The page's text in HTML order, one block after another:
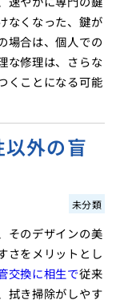
なくなった、鍵が
場合は、個人での
な修理は、さらな
くことになる可能
外の盲
未分類
そのデザインの美
さをメリットとし
交換に相生で従来
拭き掃除がしやす